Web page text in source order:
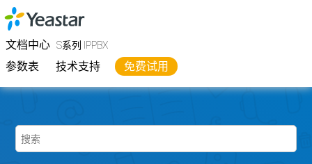
跳转到主要内容
文档中心 S系列 IPPBX
参数表 技术支持 免费试用
YeastarS系列 IPPBX